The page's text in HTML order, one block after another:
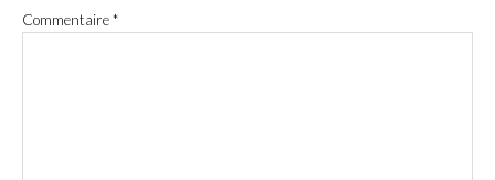
Commentaire*